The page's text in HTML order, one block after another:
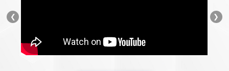
❮ ❯